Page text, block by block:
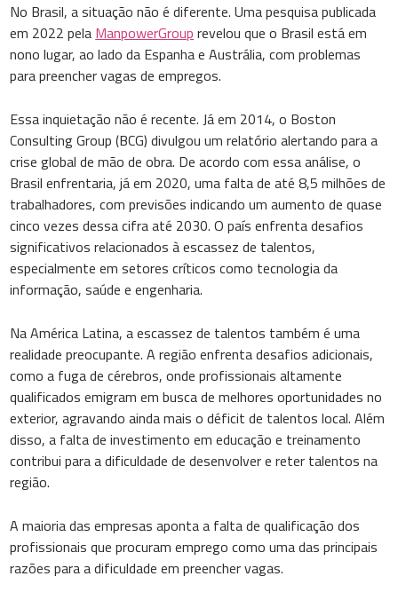
No Brasil, a situação não é diferente. Uma pesquisa publicada
em 2022 pela ManpowerGroup revelou que o Brasil está em
nono lugar, ao lado da Espanha e Austrália, com problemas
para preencher vagas de empregos.
Essa inquietação não é recente. Já em 2014, o Boston
Consulting Group (BCG) divulgou um relatório alertando para a
crise global de mão de obra. De acordo com essa análise, o
Brasil enfrentaria, já em 2020, uma falta de até 8,5 milhões de
trabalhadores, com previsões indicando um aumento de quase
cinco vezes dessa cifra até 2030. O país enfrenta desafios
significativos relacionados à escassez de talentos,
especialmente em setores críticos como tecnologia da
informação, saúde e engenharia.
Na América Latina, a escassez de talentos também é uma
realidade preocupante. A região enfrenta desafios adicionais,
como a fuga de cérebros, onde profissionais altamente
qualificados emigram em busca de melhores oportunidades no
exterior, agravando ainda mais o déficit de talentos local. Além
disso, a falta de investimento em educação e treinamento
contribui para a dificuldade de desenvolver e reter talentos na
região.
A maioria das empresas aponta a falta de qualificação dos
profissionais que procuram emprego como uma das principais
razões para a dificuldade em preencher vagas.